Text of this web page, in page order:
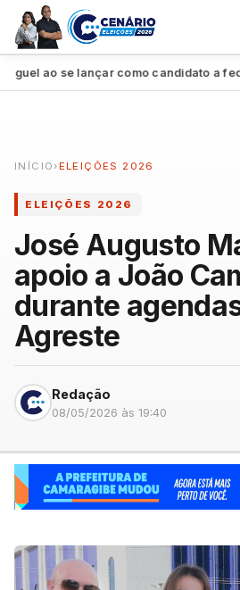
ao se lançar como candidato a federal
INÍCIO ›ELEIÇÕES 2026
ELEIÇÕES 2026
José Augusto
apoio a João
durante
Agreste
Redação
08/05/2026 às 19:40